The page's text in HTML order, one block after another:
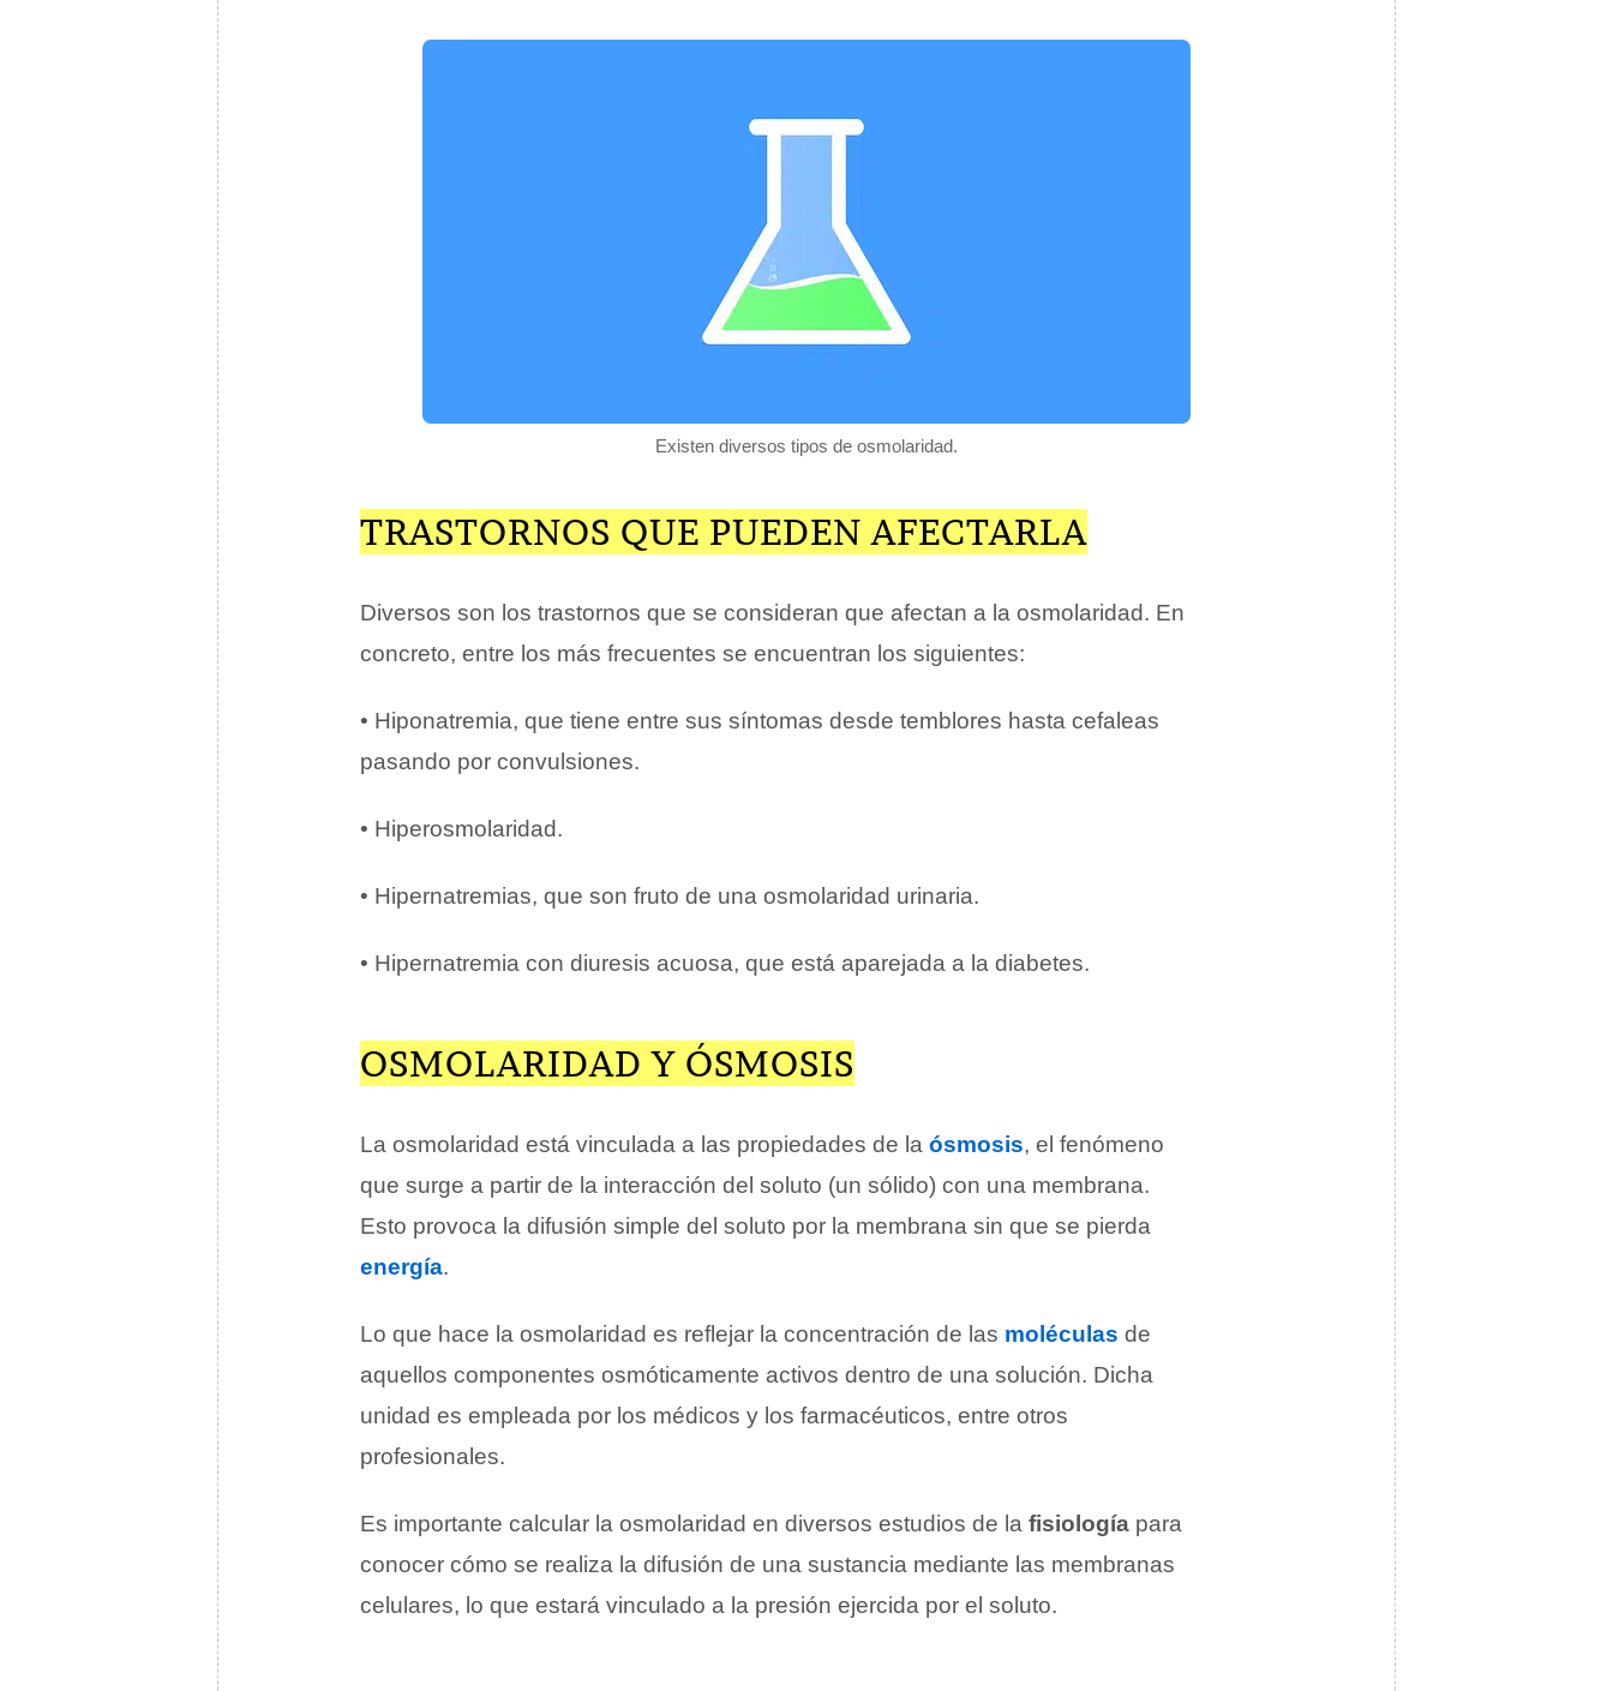
Existen diversos tipos de osmolaridad.
TRASTORNOS QUE PUEDEN AFECTARLA
Diversos son los trastornos que se consideran que afectan a la osmolaridad. En
concreto, entre los más frecuentes se encuentran los siguientes:
• Hiponatremia, que tiene entre sus síntomas desde temblores hasta cefaleas
pasando por convulsiones.
• Hiperosmolaridad.
• Hipernatremias, que son fruto de una osmolaridad urinaria.
• Hipernatremia con diuresis acuosa, que está aparejada a la diabetes.
OSMOLARIDAD Y ÓSMOSIS
La osmolaridad está vinculada a las propiedades de la ósmosis, el fenómeno
que surge a partir de la interacción del soluto (un sólido) con una membrana.
Esto provoca la difusión simple del soluto por la membrana sin que se pierda
energía.
Lo que hace la osmolaridad es reflejar la concentración de las moléculas de
aquellos componentes osmóticamente activos dentro de una solución. Dicha
unidad es empleada por los médicos y los farmacéuticos, entre otros
profesionales.
Es importante calcular la osmolaridad en diversos estudios de la fisiología para
conocer cómo se realiza la difusión de una sustancia mediante las membranas
celulares, lo que estará vinculado a la presión ejercida por el soluto.